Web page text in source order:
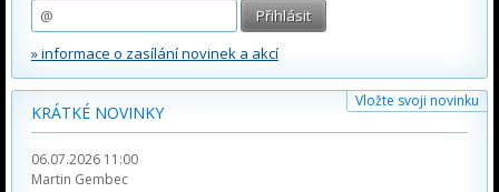
» informace o zasílání novinek a akcí
Vložte svoji novinku
KRÁTKÉ NOVINKY
06.07.2026 11:00
Martin Gembec